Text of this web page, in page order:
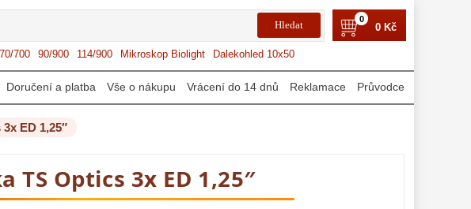
0
0 Kč
70/700 90/900 114/900 Mikroskop Biolight Dalekohled 10x50
Doručení a platba Vše o nákupu Vrácení do 14 dnů Reklamace Průvodce
ED 1,25″
TS Optics 3x ED 1,25″